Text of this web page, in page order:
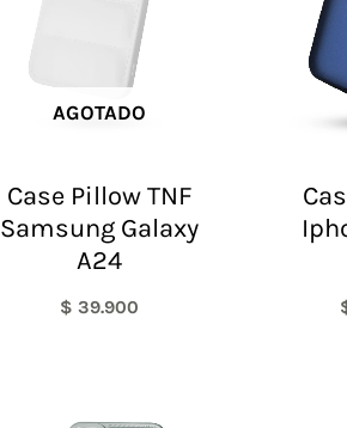
AGOTADO
Case Pillow TNF
Samsung Galaxy
A24
$ 39.900